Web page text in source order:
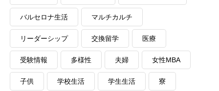
バルセロナ生活 マルチカルチ
リーダーシップ 交換留学 医療
受験情報 多様性 夫婦 女性MBA
子供 学校生活 学生生活 寮